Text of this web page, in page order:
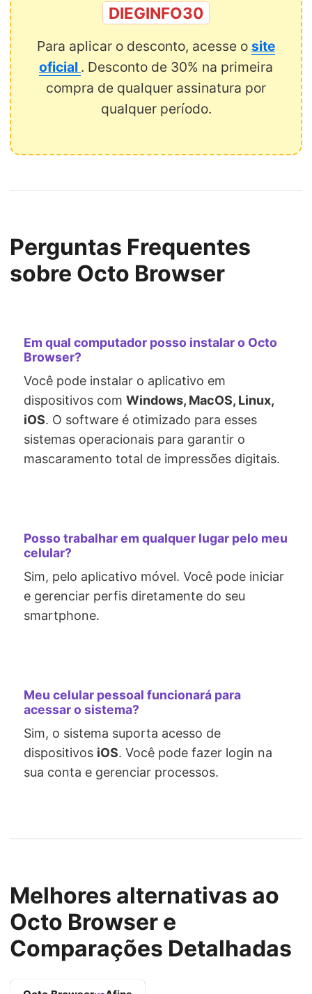
DIEGINFO30
Para aplicar o desconto, acesse o site
oficial . Desconto de 30% na primeira
compra de qualquer assinatura por
qualquer período.
Perguntas Frequentes
sobre Octo Browser
Em qual computador posso instalar o Octo
Browser?
Você pode instalar o aplicativo em
dispositivos com Windows, MacOS, Linux,
iOS. O software é otimizado para esses
sistemas operacionais para garantir o
mascaramento total de impressões digitais.
Posso trabalhar em qualquer lugar pelo meu
celular?
Sim, pelo aplicativo móvel. Você pode iniciar
e gerenciar perfis diretamente do seu
smartphone.
Meu celular pessoal funcionará para
acessar o sistema?
Sim, o sistema suporta acesso de
dispositivos iOS. Você pode fazer login na
sua conta e gerenciar processos.
Melhores alternativas ao
Octo Browser e
Comparações Detalhadas